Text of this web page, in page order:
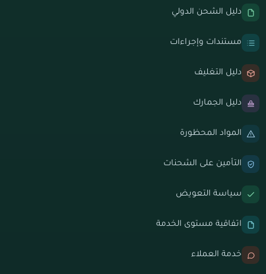
دليل الشحن الدولي
مستندات وإجراءات
دليل التغليف
دليل الجمارك
المواد المحظورة
التأمين على الشحنات
سياسة التعويض
اتفاقية مستوى الخدمة
خدمة العملاء